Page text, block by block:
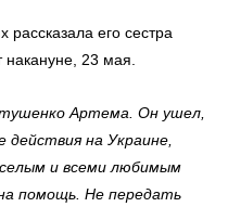
его сестра
23 мая.
Артема. Он ушел,
действия на Украине,
и всеми любимым
помощь. Не передать